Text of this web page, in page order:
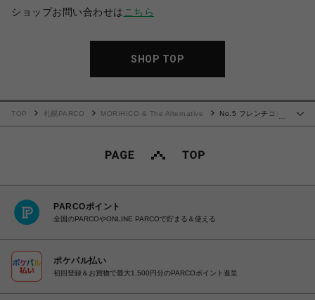
ショップお問い合わせは こちら
SHOP TOP
…
TOP 札幌PARCO MORIHICO & The Alternative
No.5 フレンチコロ
PARCOポイント
全国のPARCOやONLINE PARCOで貯まる＆使える
ポケパル払い
初回登録＆お買物で最大1,500円分のPARCOポイント進呈